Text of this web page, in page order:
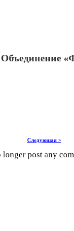
Следующая >
longer post any